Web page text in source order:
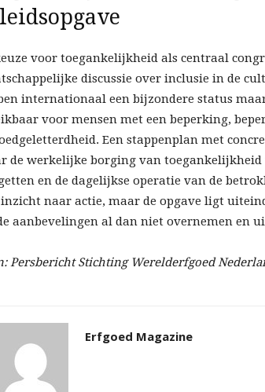
voor toegankelijkheid als centraal
discussie over inclusie in de
internationaal een bijzondere status
voor mensen met een beperking,
Een stappenplan met
de werkelijke borging van
en de dagelijkse operatie van de
naar actie, maar de opgave ligt
aanbevelingen al dan niet overnemen en
Persbericht Stichting Werelderfgoed
Erfgoed Magazine